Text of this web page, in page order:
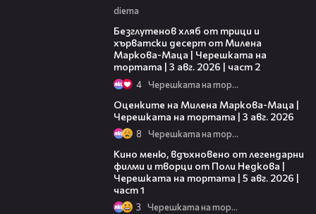
diema
Безглутенов хляб от трици и
хърватски десерт от Милена
Маркова-Маца | Черешката на
тортата | 3 авг. 2026 | част 2
4 Черешката на тортата
Оценките на Милена Маркова-Маца |
Черешката на тортата | 3 авг. 2026
8 Черешката на тортата
Кино меню, вдъхновено от легендарни
филми и творци от Поли Недкова |
Черешката на тортата | 5 авг. 2026 |
част 1
3 Черешката на тортата